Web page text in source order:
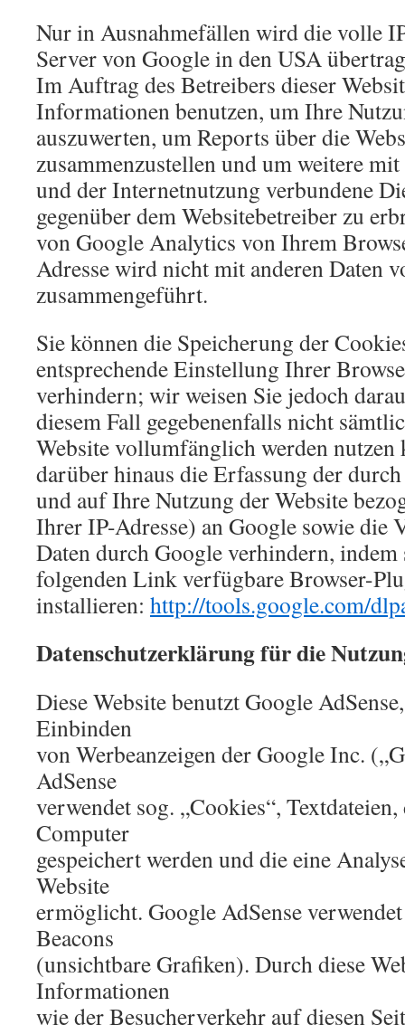
Nur in Ausnahmefällen wird die volle
Server von Google in den USA
Im Auftrag des Betreibers dieser
Informationen benutzen, um Ihre
auszuwerten, um Reports über die
zusammenzustellen und um weitere
und der Internetnutzung verbundene
gegenüber dem Websitebetreiber zu
von Google Analytics von Ihrem
Adresse wird nicht mit anderen Daten
zusammengeführt.
Sie können die Speicherung der
entsprechende Einstellung Ihrer
verhindern; wir weisen Sie jedoch
diesem Fall gegebenenfalls nicht
Website vollumfänglich werden nutzen
darüber hinaus die Erfassung der
und auf Ihre Nutzung der Website
Ihrer IP-Adresse) an Google sowie die
Daten durch Google verhindern, indem
folgenden Link verfügbare Browser-
installieren: http://tools.google.com/
Datenschutzerklärung für die
Diese Website benutzt Google
Einbinden
von Werbeanzeigen der Google Inc.
AdSense
verwendet sog. „Cookies“,
Computer
gespeichert werden und die eine
Website
ermöglicht. Google AdSense
Beacons
(unsichtbare Grafiken). Durch diese
Informationen
wie der Besucherverkehr auf diesen